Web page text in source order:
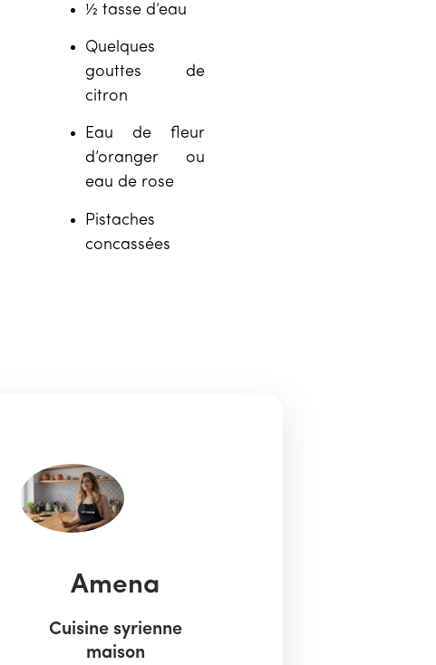
½ tasse d’eau
Quelques
gouttes de
citron
Eau de fleur
d’oranger ou
eau de rose
Pistaches
concassées
Amena
Cuisine syrienne
maison